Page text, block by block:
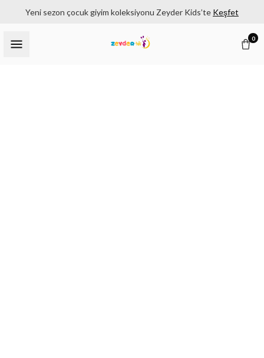
Yeni sezon çocuk giyim koleksiyonu Zeyder Kids’te Keşfet
0